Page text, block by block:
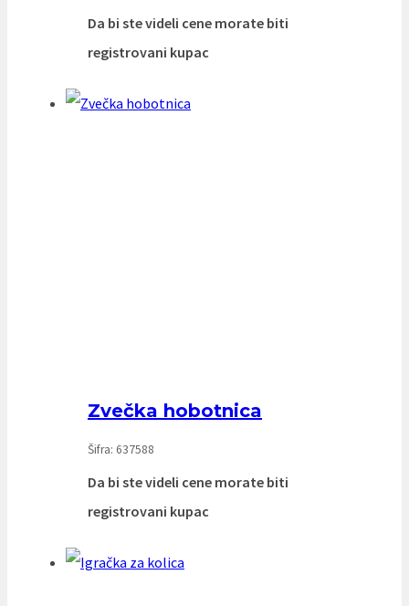
Da bi ste videli cene morate biti
registrovani kupac
Zvečka hobotnica
Šifra: 637588
Da bi ste videli cene morate biti
registrovani kupac